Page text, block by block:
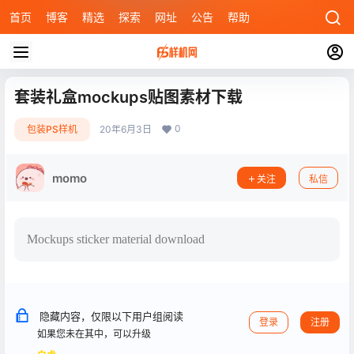
首页 博客 精选 探索 网址 公告 帮助
套装礼盒mockups贴图素材下载
包装PS样机 20年6月3日 0
momo 关注 私信
Mockups sticker material download
隐藏内容，仅限以下用户组阅读
如果您未在其中，可以升级
登录 注册